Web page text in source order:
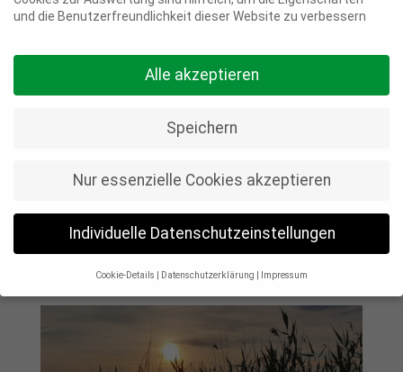
entsteht ein innovatives Wohnprojekt für alle
Generationen: die Wohngenossenschaft Zur
nachhaltiges und lebendiges Nach-
und Senior*innen. Als Projektentwickler lädt
öffentlichen Informationsveranstaltung am
27. Juni 2025 ein.
und die Benutzerfreundlichkeit dieser Website zu verbessern
Alle akzeptieren
Speichern
Nur essenzielle Cookies akzeptieren
Individuelle Datenschutzeinstellungen
Cookie-Details Datenschutzerklärung Impressum
Datenschutzeinstellungen
Wenn Sie unter 16 Jahre alt sind und Ihre Zustimmung zu
freiwilligen Diensten geben möchten, müssen Sie Ihre
Erziehungsberechtigten um Erlaubnis bitten.